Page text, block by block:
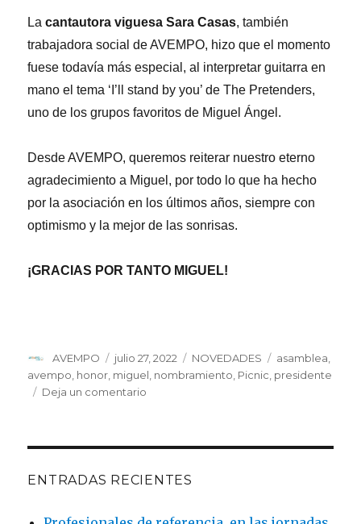
Lacantautora viguesa Sara Casas, también
trabajadora social de AVEMPO, hizo que el momento
fuese todavía más especial, al interpretar guitarra en
mano el tema ‘I’ll stand by you’ de The Pretenders,
uno de los grupos favoritos de Miguel Ángel.
Desde AVEMPO, queremos reiterar nuestro eterno
agradecimiento a Miguel, por todo lo que ha hecho
por la asociación en los últimos años, siempre con
optimismo y la mejor de las sonrisas.
¡GRACIAS POR TANTO MIGUEL!
Autor
AVEMPO
Publicado
el
julio 27, 2022 Categorías
NOVEDADES Etiquetas
asamblea
avempo honor miguel nombramiento Picnic presidente
Deja un comentario
Ángel
ENTRADAS RECIENTES